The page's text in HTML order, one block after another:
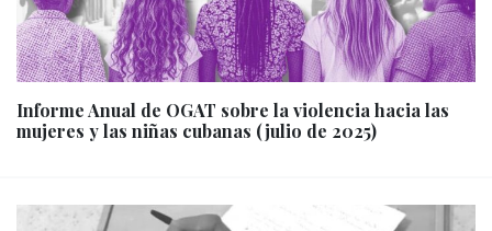
Informe Anual de OGAT sobre la violencia hacia las
mujeres y las niñas cubanas (julio de 2025)